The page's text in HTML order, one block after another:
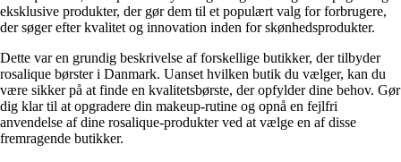
eksklusive produkter, der gør dem til et populært valg for forbrugere,
der søger efter kvalitet og innovation inden for skønhedsprodukter.
Dette var en grundig beskrivelse af forskellige butikker, der tilbyder
rosalique børster i Danmark. Uanset hvilken butik du vælger, kan du
være sikker på at finde en kvalitetsbørste, der opfylder dine behov. Gør
dig klar til at opgradere din makeup-rutine og opnå en fejlfri
anvendelse af dine rosalique-produkter ved at vælge en af disse
fremragende butikker.